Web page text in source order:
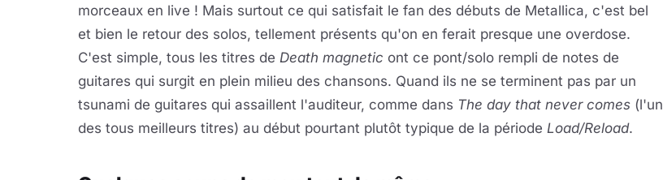
morceaux en live ! Mais surtout ce qui satisfait le fan des débuts de Metallica, c'est bel
et bien le retour des solos, tellement présents qu'on en ferait presque une overdose.
C'est simple, tous les titres de Death magnetic ont ce pont/solo rempli de notes de
guitares qui surgit en plein milieu des chansons. Quand ils ne se terminent pas par un
tsunami de guitares qui assaillent l'auditeur, comme dans The day that never comes (l'un
des tous meilleurs titres) au début pourtant plutôt typique de la période Load/Reload.